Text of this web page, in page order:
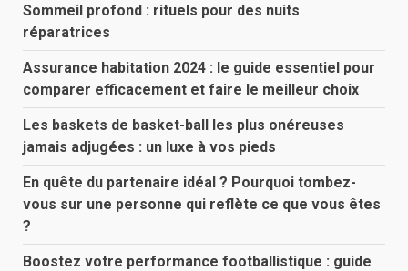
Sommeil profond : rituels pour des nuits
réparatrices
Assurance habitation 2024 : le guide essentiel pour
comparer efficacement et faire le meilleur choix
Les baskets de basket-ball les plus onéreuses
jamais adjugées : un luxe à vos pieds
En quête du partenaire idéal ? Pourquoi tombez-
vous sur une personne qui reflète ce que vous êtes
?
Boostez votre performance footballistique : guide